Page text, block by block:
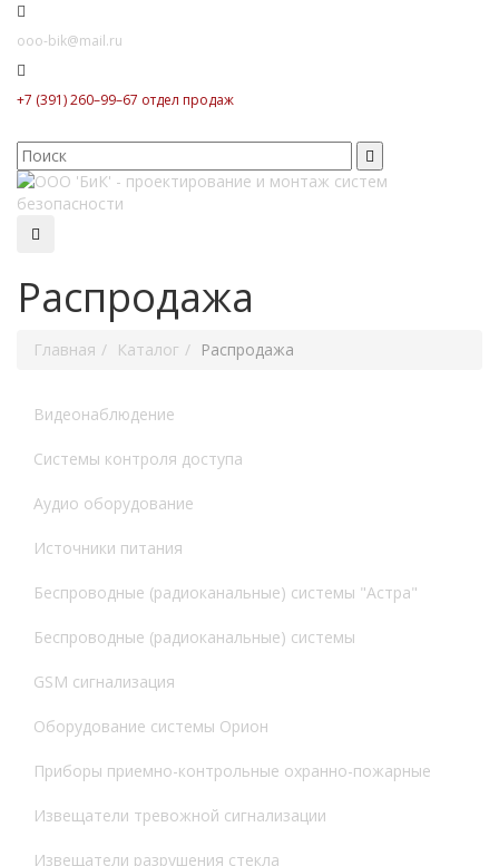
ooo-bik@mail.ru
+7 (391) 260–99–67 отдел продаж
Распродажа
Главная Каталог Распродажа
Видеонаблюдение
Системы контроля доступа
Аудио оборудование
Источники питания
Беспроводные (радиоканальные) системы "Астра"
Беспроводные (радиоканальные) системы
GSM сигнализация
Оборудование системы Орион
Приборы приемно-контрольные охранно-пожарные
Извещатели тревожной сигнализации
Извещатели разрушения стекла